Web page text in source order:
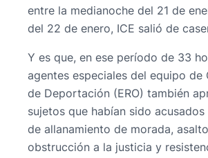
entre la medianoche del 21 de
del 22 de enero, ICE salió de
Y es que, en ese período de 33
agentes especiales del equipo de
de Deportación (ERO) también
sujetos que habían sido
de allanamiento de morada,
obstrucción a la justicia y